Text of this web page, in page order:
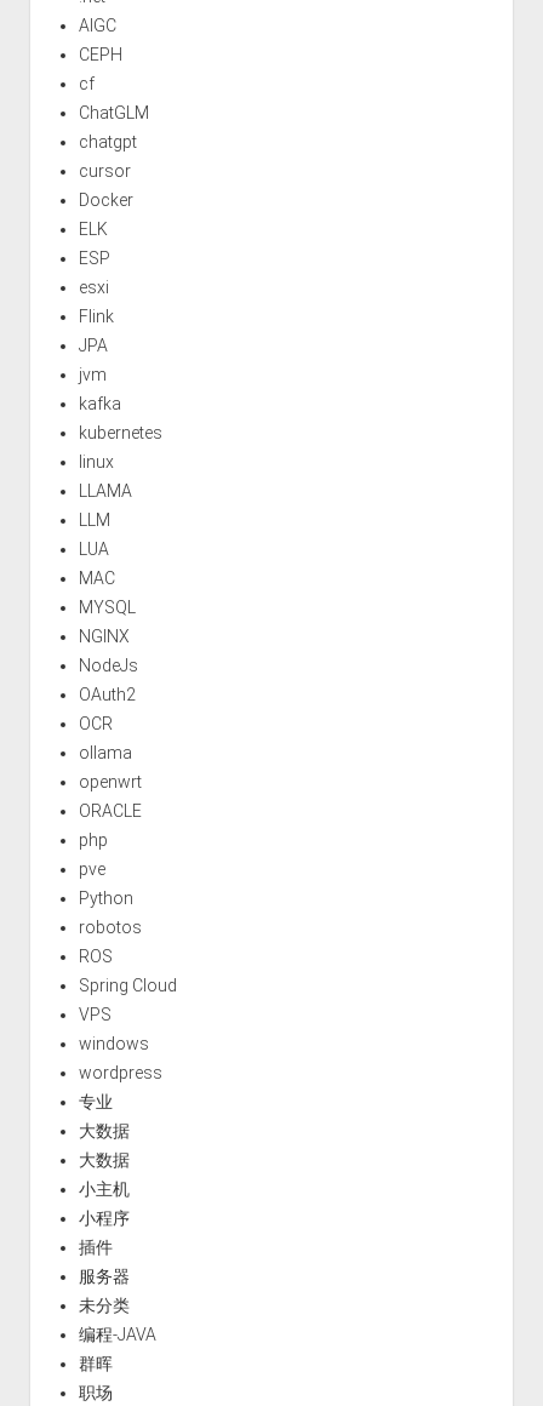
AIGC
CEPH
cf
ChatGLM
chatgpt
cursor
Docker
ELK
ESP
esxi
Flink
JPA
jvm
kafka
kubernetes
linux
LLAMA
LLM
LUA
MAC
MYSQL
NGINX
NodeJs
OAuth2
OCR
ollama
openwrt
ORACLE
php
pve
Python
robotos
ROS
Spring Cloud
VPS
windows
wordpress
专业
大数据
大数据
小主机
小程序
插件
服务器
未分类
编程-JAVA
群晖
职场